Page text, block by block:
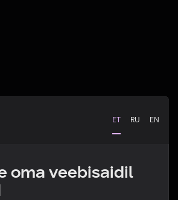
ET RU EN
oma veebisaidil